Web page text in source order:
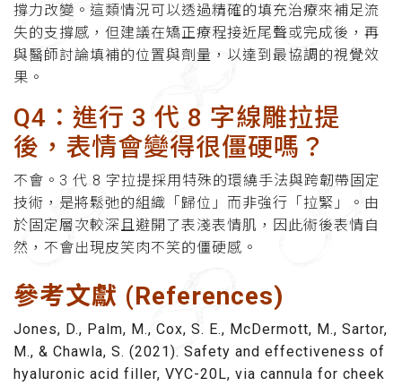
撐力改變。這類情況可以透過精確的填充治療來補足流
失的支撐感，但建議在矯正療程接近尾聲或完成後，再
與醫師討論填補的位置與劑量，以達到最協調的視覺效
果。
Q4：進行 3 代 8 字線雕拉提
後，表情會變得很僵硬嗎？
不會。3 代 8 字拉提採用特殊的環繞手法與跨韌帶固定
技術，是將鬆弛的組織「歸位」而非強行「拉緊」。由
於固定層次較深且避開了表淺表情肌，因此術後表情自
然，不會出現皮笑肉不笑的僵硬感。
參考文獻 (References)
Jones, D., Palm, M., Cox, S. E., McDermott, M., Sartor,
M., & Chawla, S. (2021). Safety and effectiveness of
hyaluronic acid filler, VYC-20L, via cannula for cheek